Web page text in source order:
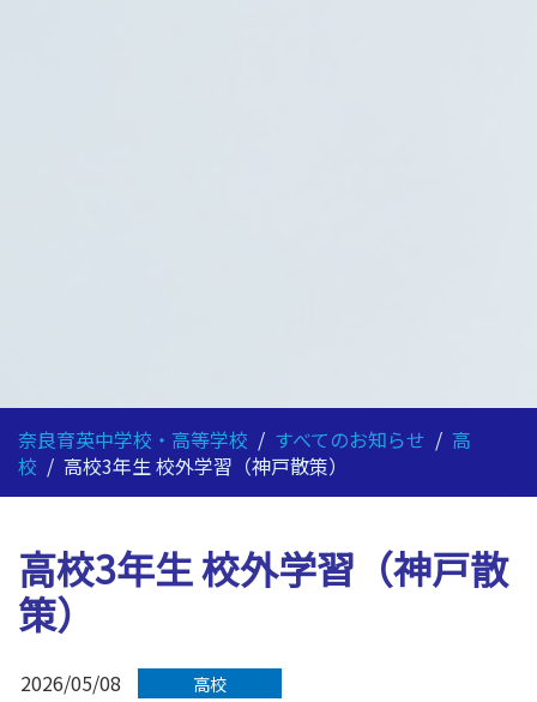
奈良育英中学校・高等学校 / すべてのお知らせ / 高
校 / 高校3年生 校外学習（神戸散策）
高校3年生 校外学習（神戸散
策）
2026/05/08 高校